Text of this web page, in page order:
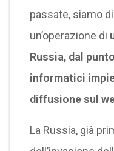
passate, siamo
un’operazione di
Russia, dal
informatici
diffusione sul
La Russia, già